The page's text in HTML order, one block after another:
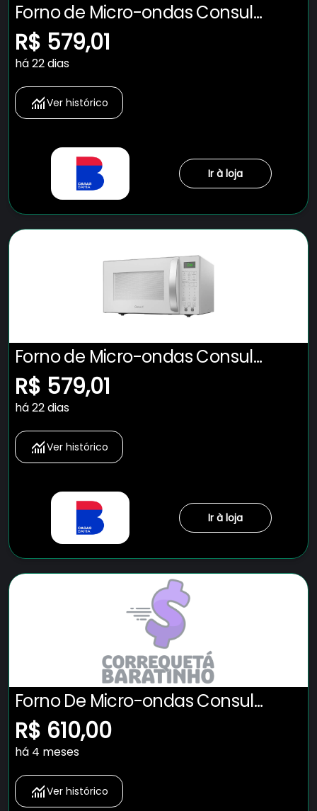
Forno de Micro-ondas Consul
CMS46AB com Função Menu Fácil
32L - Branco
R$ 579,01
há 22 dias
Ver histórico
Ir à loja
Forno de Micro-ondas Consul
CMS46AB com Função Menu Fácil
32L - Branco
R$ 579,01
há 22 dias
Ver histórico
Ir à loja
Forno De Micro-ondas Consul
Cms46ab Com Função Menu Fácil
32l
R$ 610,00
há 4 meses
Ver histórico